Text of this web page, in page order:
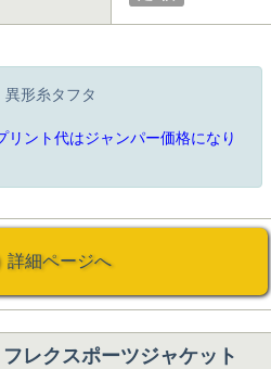
形糸タフタ
リント代はジャンパー価格になり
詳細ページへ
フレクスポーツジャケット